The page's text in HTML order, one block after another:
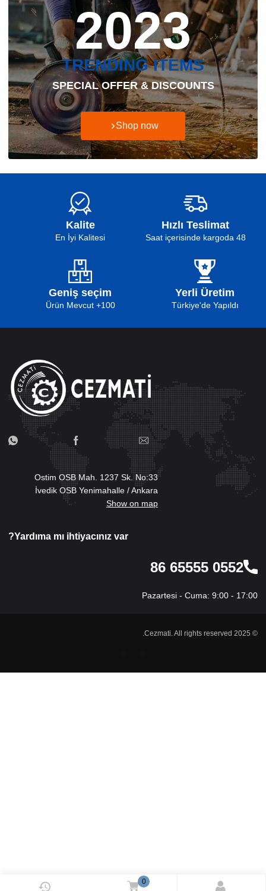
0
2023
TRENDING ITEMS
SPECIAL OFFER & DISCOUNTS
Shop now
Hızlı Teslimat
48 Saat içerisinde kargoda
Kalite
En İyi Kalitesi
Yerli Üretim
Türkiye'de Yapıldı
Geniş seçim
100+ Ürün Mevcut
Ostim OSB Mah. 1237 Sk. No:33
İvedik OSB Yenimahalle / Ankara
Show on map
Yardıma mı ihtiyacınız var?
0552 65555 86
Pazartesi - Cuma: 9:00 - 17:00
© 2025 Cezmati. All rights reserved.